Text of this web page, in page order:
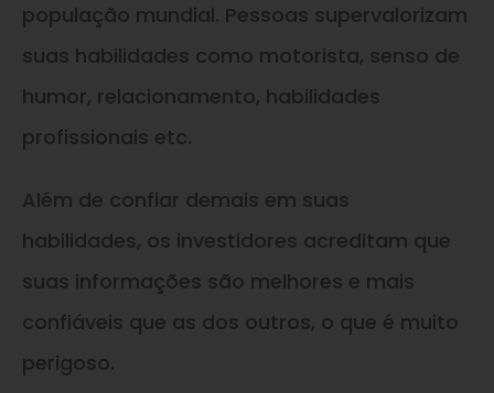
população mundial. Pessoas supervalorizam
suas habilidades como motorista, senso de
humor, relacionamento, habilidades
profissionais etc.
Além de confiar demais em suas
habilidades, os investidores acreditam que
suas informações são melhores e mais
confiáveis que as dos outros, o que é muito
perigoso.